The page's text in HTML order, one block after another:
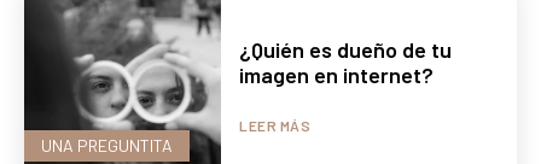
UNA PREGUNTITA
¿Quién es dueño de tu
imagen en internet?
LEER MÁS